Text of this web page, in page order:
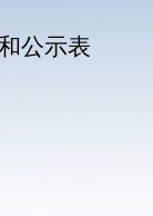
公示表